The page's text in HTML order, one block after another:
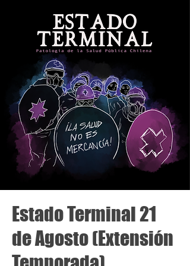
Estado Terminal 21
de Agosto (Extensión